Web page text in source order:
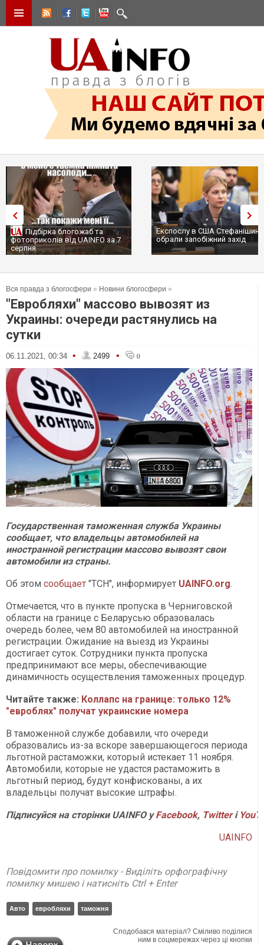
Підбірка блогожаб та
фотоприколів від UAINFO за 7
серпня
Експослу в США
обрали запобіжний захід
Вся правда з блогосфери » Новини блогосфери »
"Евробляхи" массово вывозят из
Украины: очереди растянулись на
сутки
06.11.2021, 00:34 • 2499 • 0
Государственная таможенная служба Украины
сообщает, что владельцы автомобилей на
иностранной регистрации массово вывозят свои
автомобили из страны.
Об этом сообщает "ТСН", информирует UAINFO.org.
Отмечается, что в пункте пропуска в Черниговской
области на границе с Беларусью образовалась
очередь более, чем 80 автомобилей на иностранной
регистрации. Ожидание на выезд из Украины
достигает суток. Сотрудники пункта пропуска
предпринимают все меры, обеспечивающие
динамичность осуществления таможенных процедур.
Читайте также: Коллапс на границе: только 12%
"евроблях" получат украинские номера
В таможенной службе добавили, что очереди
образовались из-за вскоре завершающегося периода
льготной растаможки, который истекает 11 ноября.
Автомобили, которые не удастся растаможить в
льготный период, будут конфискованы, а их
владельцы получат высокие штрафы.
Підписуйся на сторінки UAINFO уFacebook, Twitterі
UAINFO
Повідомити про помилку - Виділіть орфографічну
помилку мишею і натисніть Ctrl + Enter
Авто евробляхи таможня
Сподобався матеріал? Сміливо поділися
ним в соцмережах через ці кнопки